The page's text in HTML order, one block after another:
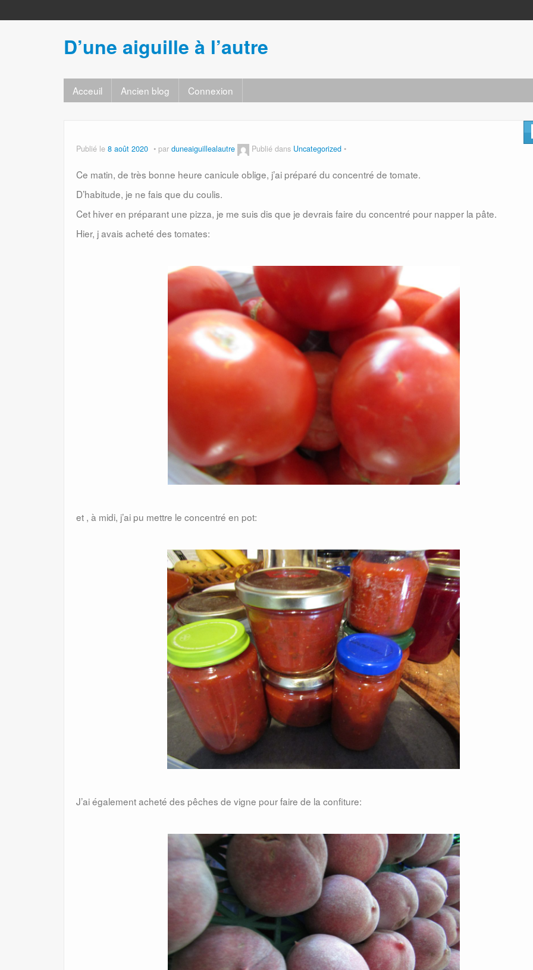
D’une aiguille à l’autre
Acceuil Ancien blog Connexion
Publié le 8 août 2020 par duneaiguillealautre Publié dans Uncategorized
Ce matin, de très bonne heure canicule oblige, j’ai préparé du concentré de tomate.
D’habitude, je ne fais que du coulis.
Cet hiver en préparant une pizza, je me suis dis que je devrais faire du concentré pour napper la pâte.
Hier, j avais acheté des tomates:
et , à midi, j’ai pu mettre le concentré en pot:
J’ai également acheté des pêches de vigne pour faire de la confiture: